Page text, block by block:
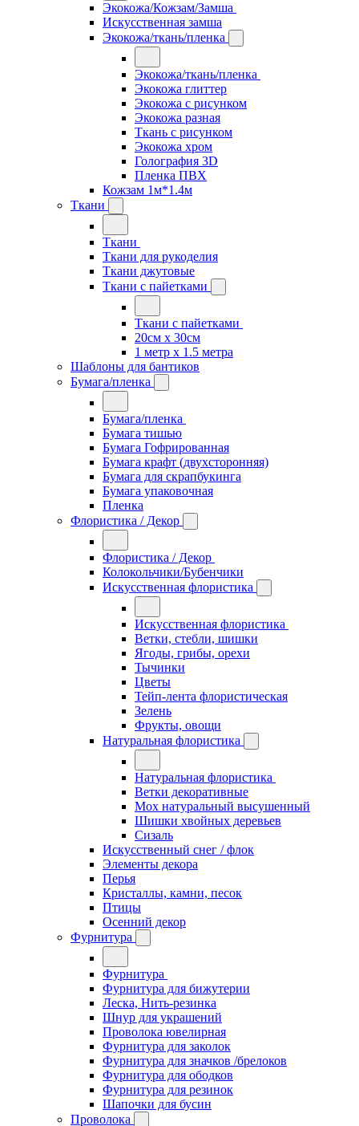
Экокожа/Кожзам/Замша
Искусственная замша
Экокожа/ткань/пленка
Экокожа/ткань/пленка
Экокожа глиттер
Экокожа с рисунком
Экокожа разная
Ткань с рисунком
Экокожа хром
Голография 3D
Пленка ПВХ
Кожзам 1м*1.4м
Ткани
Ткани
Ткани для рукоделия
Ткани джутовые
Ткани с пайетками
Ткани с пайетками
20см х 30см
1 метр х 1.5 метра
Шаблоны для бантиков
Бумага/пленка
Бумага/пленка
Бумага тишью
Бумага Гофрированная
Бумага крафт (двухсторонняя)
Бумага для скрапбукинга
Бумага упаковочная
Пленка
Флористика / Декор
Флористика / Декор
Колокольчики/Бубенчики
Искусственная флористика
Искусственная флористика
Ветки, стебли, шишки
Ягоды, грибы, орехи
Тычинки
Цветы
Тейп-лента флористическая
Зелень
Фрукты, овощи
Натуральная флористика
Натуральная флористика
Ветки декоративные
Мох натуральный высушенный
Шишки хвойных деревьев
Сизаль
Искусственный снег / флок
Элементы декора
Перья
Кристаллы, камни, песок
Птицы
Осенний декор
Фурнитура
Фурнитура
Фурнитура для бижутерии
Леска, Нить-резинка
Шнур для украшений
Проволока ювелирная
Фурнитура для заколок
Фурнитура для значков /брелоков
Фурнитура для ободков
Фурнитура для резинок
Шапочки для бусин
Проволока